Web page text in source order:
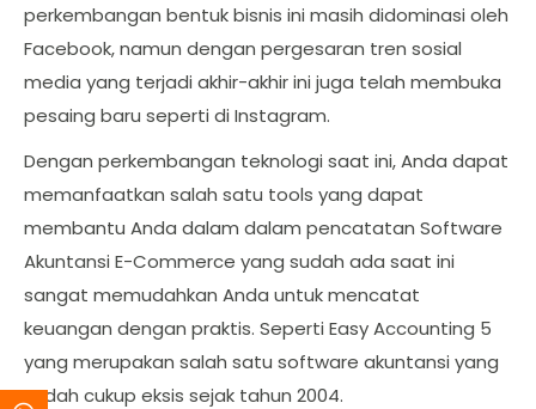
perkembangan bentuk bisnis ini masih didominasi oleh
Facebook, namun dengan pergesaran tren sosial
media yang terjadi akhir-akhir ini juga telah membuka
pesaing baru seperti di Instagram.
Dengan perkembangan teknologi saat ini, Anda dapat
memanfaatkan salah satu tools yang dapat
membantu Anda dalam dalam pencatatan Software
Akuntansi E-Commerce yang sudah ada saat ini
sangat memudahkan Anda untuk mencatat
keuangan dengan praktis. Seperti Easy Accounting 5
yang merupakan salah satu software akuntansi yang
sudah cukup eksis sejak tahun 2004.